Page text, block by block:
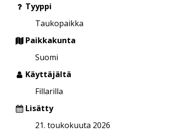
Tyyppi
Taukopaikka
Paikkakunta
Suomi
Käyttäjältä
Fillarilla
Lisätty
21. toukokuuta 2026